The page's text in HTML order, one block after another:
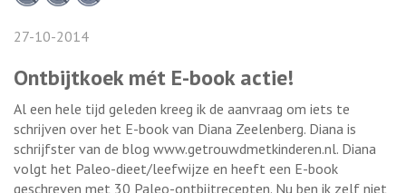
27-10-2014
Ontbijtkoek mét E-book actie!
Al een hele tijd geleden kreeg ik de aanvraag om iets te
schrijven over het E-book van Diana Zeelenberg. Diana is
schrijfster van de blog www.getrouwdmetkinderen.nl. Diana
volgt het Paleo-dieet/leefwijze en heeft een E-book
geschreven met 30 Paleo-ontbijtrecepten. Nu ben ik zelf niet